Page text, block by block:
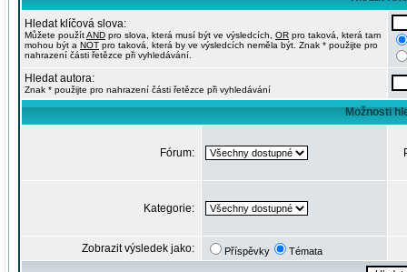
Hledat klíčová slova:
Můžete použítAND pro slova, která musí být ve výsledcích, OR pro taková, která tam
mohou být a NOT pro taková, která by ve výsledcích neměla být. Znak * použijte pro
nahrazení části řetězce při vyhledávání.
Hledat autora:
Znak * použijte pro nahrazení části řetězce při vyhledávání
Možnosti
Fórum:
Kategorie:
Zobrazit výsledek jako: Příspěvky Témata